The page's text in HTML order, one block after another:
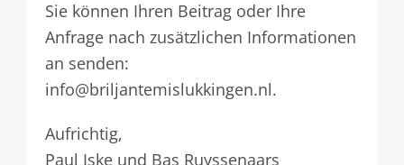
Sie können Ihren Beitrag oder Ihre
Anfrage nach zusätzlichen Informationen
an senden:
info@briljantemislukkingen.nl.
Aufrichtig,
Paul Iske und Bas Ruyssenaars